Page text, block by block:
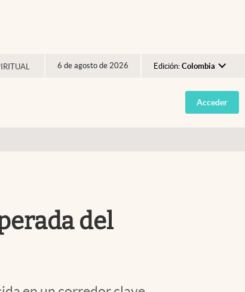
6 de agosto de 2026 Edición: Colombia
Argentina
España
Acceder
del